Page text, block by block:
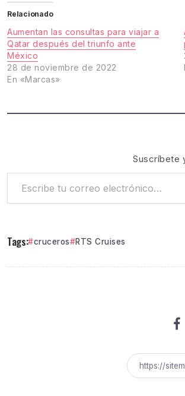
Relacionado
Aumentan las consultas para viajar a
Qatar después del triunfo ante
México
28 de noviembre de 2022
En «Marcas»
Suscríbete
Tags: cruceros RTS Cruises